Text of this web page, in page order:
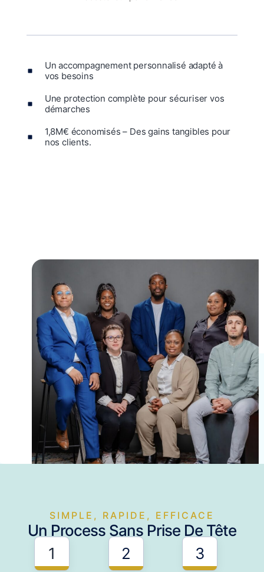
Un accompagnement personnalisé adapté à
vos besoins
Une protection complète pour sécuriser vos
démarches
1,8M€ économisés – Des gains tangibles pour
nos clients.
SIMPLE, RAPIDE, EFFICACE
Un Process Sans Prise De Tête
1
2
3